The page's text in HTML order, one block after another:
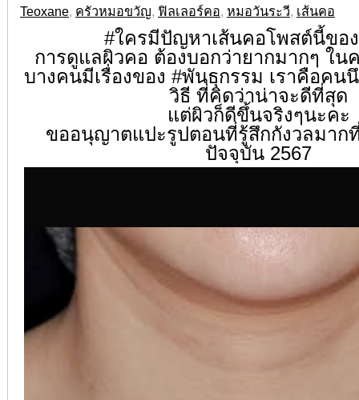
Teoxane, ครัวหมอขวัญ, ฟิลเลอร์คอ, หมอวันระวี, เส้นคอ
#ใครมีปัญหาเส้นคอโพสต์นี้ขอ
การดูแลผิวคอ ต้องบอกว่ายากมากๆ ใน
บางคนมีเรื่องของ #พันธุกรรม เราคือคน
วิธี ที่คิดว่าน่าจะดีที่สุด
แต่ผิวก็ดีขึ้นจริงๆนะคะ
ขออนุญาตแปะรูปตอนที่รู้สึกกังวลมาก
ปัจจุบัน 2567